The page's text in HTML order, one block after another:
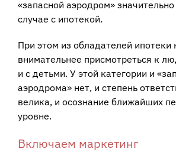
«запасной аэродром»
случае с ипотекой.
При этом из обладателей ипотеки
внимательнее присмотреться к
и с детьми. У этой категории и
аэродрома» нет, и степень
велика, и осознание ближайших
уровне.
Включаем маркетинг